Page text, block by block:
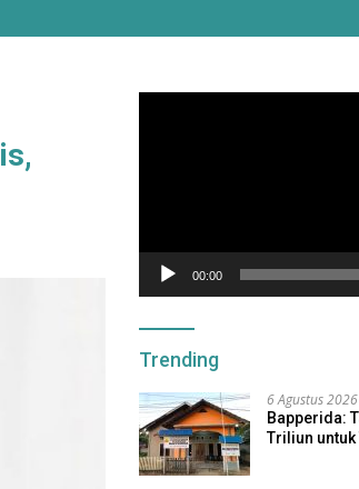
00:00
Trending
6 Agustus 2026
Bapperida:
Triliun untuk